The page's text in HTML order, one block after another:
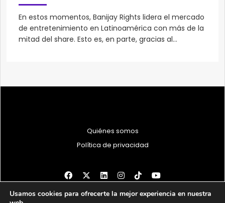
En estos momentos, Banijay Rights lidera el mercado
de entretenimiento en Latinoamérica con más de la
mitad del share. Esto es, en parte, gracias al...
Quiénes somos
Política de privacidad
Usamos cookies para ofrecerte la mejor experiencia en nuestra